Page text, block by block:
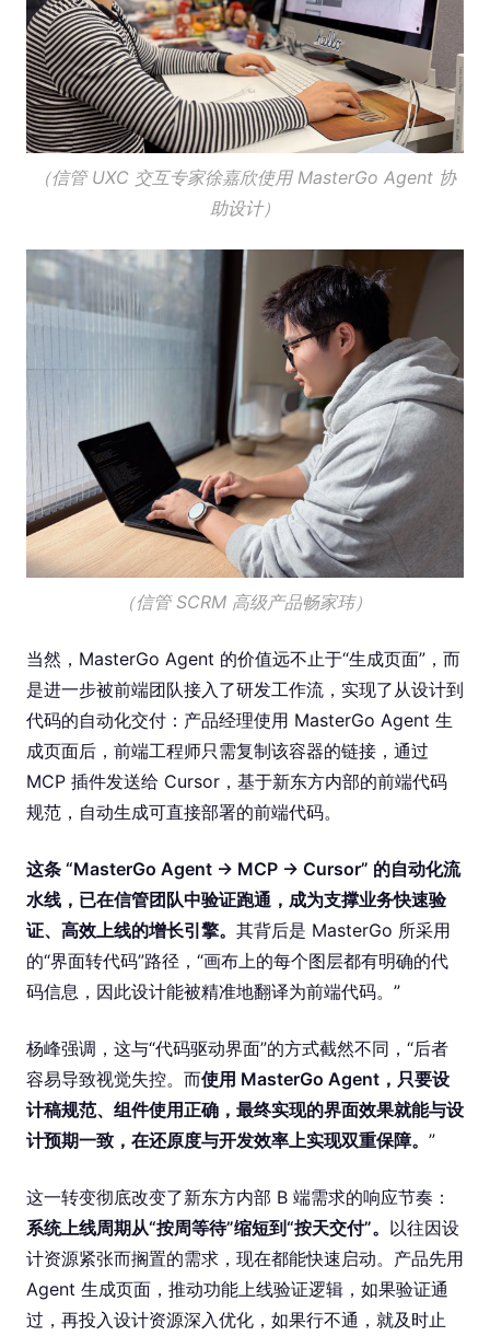
（信管 UXC 交互专家徐嘉欣使用 MasterGo Agent 协
助设计）
（信管 SCRM 高级产品畅家玮）
当然，MasterGo Agent 的价值远不止于“生成页面”，而
是进一步被前端团队接入了研发工作流，实现了从设计到
代码的自动化交付：产品经理使用 MasterGo Agent 生
成页面后，前端工程师只需复制该容器的链接，通过
MCP 插件发送给 Cursor，基于新东方内部的前端代码
规范，自动生成可直接部署的前端代码。
这条 “MasterGo Agent → MCP → Cursor” 的自动化流
水线，已在信管团队中验证跑通，成为支撑业务快速验
证、高效上线的增长引擎。 其背后是 MasterGo 所采用
的“界面转代码”路径，“画布上的每个图层都有明确的代
码信息，因此设计能被精准地翻译为前端代码。”
杨峰强调，这与“代码驱动界面”的方式截然不同，“后者
容易导致视觉失控。而使用 MasterGo Agent，只要设
计稿规范、组件使用正确，最终实现的界面效果就能与设
计预期一致，在还原度与开发效率上实现双重保障。 ”
这一转变彻底改变了新东方内部 B 端需求的响应节奏：
系统上线周期从“按周等待”缩短到“按天交付”。 以往因设
计资源紧张而搁置的需求，现在都能快速启动。产品先用
Agent 生成页面，推动功能上线验证逻辑，如果验证通
过，再投入设计资源深入优化，如果行不通，就及时止